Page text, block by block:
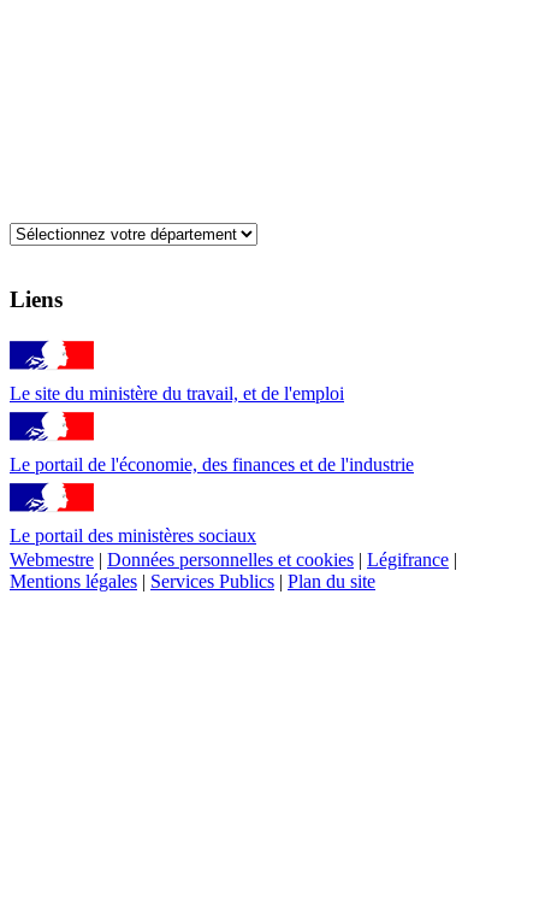
Liens
Le site du ministère du travail, et de l'emploi
Le portail de l'économie, des finances et de l'industrie
Le portail des ministères sociaux
Webmestre | Données personnelles et cookies | Légifrance |
Mentions légales | Services Publics | Plan du site